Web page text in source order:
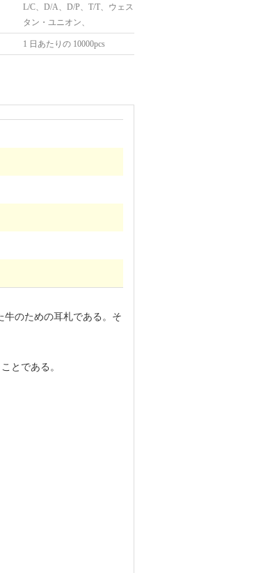
L/C、D/A、D/P、T/T、ウェス
タン・ユニオン、
1 日あたりの 10000pcs
のための耳札である。そ
とである。